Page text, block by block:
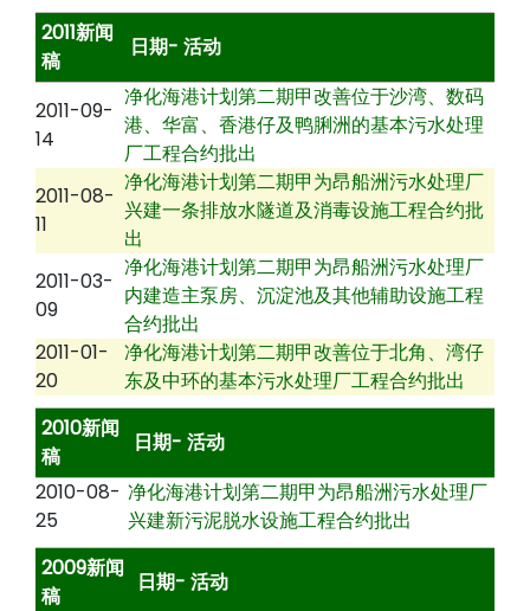
2011新闻
稿
日期- 活动
2011-09-
14
净化海港计划第二期甲改善位于沙湾、数码
港、华富、香港仔及鸭脷洲的基本污水处理
厂工程合约批出
2011-08-
11
净化海港计划第二期甲为昂船洲污水处理厂
兴建一条排放水隧道及消毒设施工程合约批
出
2011-03-
09
净化海港计划第二期甲为昂船洲污水处理厂
内建造主泵房、沉淀池及其他辅助设施工程
合约批出
2011-01-
20
净化海港计划第二期甲改善位于北角、湾仔
东及中环的基本污水处理厂工程合约批出
2010新闻
稿
日期- 活动
2010-08-
25
净化海港计划第二期甲为昂船洲污水处理厂
兴建新污泥脱水设施工程合约批出
2009新闻
稿
日期- 活动